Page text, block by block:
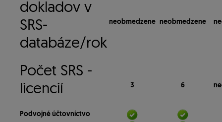
dokladov v
SRS-
databáze/rok
neobmedzene neobmedzene
Počet SRS -
licencií
3 6
Podvojné účtovníctvo